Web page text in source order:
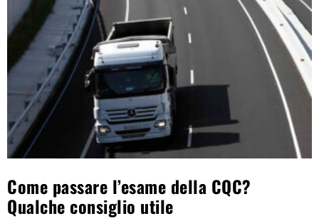
Come passare l’esame della CQC?
Qualche consiglio utile